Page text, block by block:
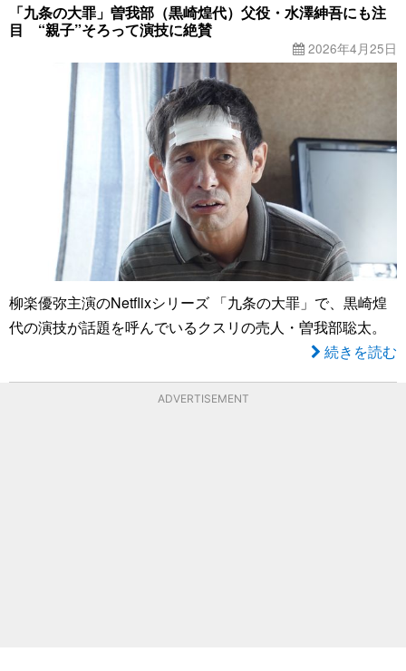
「九条の大罪」曽我部（黒崎煌代）父役・水澤紳吾にも注
目 “親子”そろって演技に絶賛
2026年4月25日
柳楽優弥主演のNetflixシリーズ 「九条の大罪」で、黒崎煌
代の演技が話題を呼んでいるクスリの売人・曽我部聡太。
続きを読む
ADVERTISEMENT